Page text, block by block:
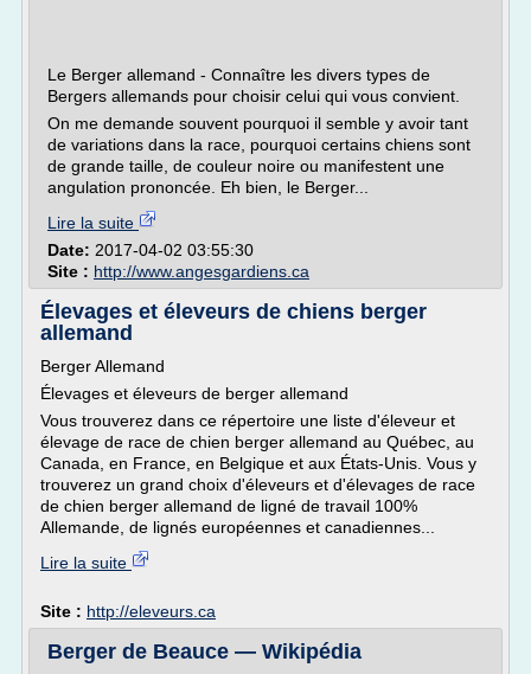
Le Berger allemand - Connaître les divers types de
Bergers allemands pour choisir celui qui vous convient.
On me demande souvent pourquoi il semble y avoir tant
de variations dans la race, pourquoi certains chiens sont
de grande taille, de couleur noire ou manifestent une
angulation prononcée. Eh bien, le Berger...
Lire la suite
Date: 2017-04-02 03:55:30
Site : http://www.angesgardiens.ca
Élevages et éleveurs de chiens berger
allemand
Berger Allemand
Élevages et éleveurs de berger allemand
Vous trouverez dans ce répertoire une liste d'éleveur et
élevage de race de chien berger allemand au Québec, au
Canada, en France, en Belgique et aux États-Unis. Vous y
trouverez un grand choix d'éleveurs et d'élevages de race
de chien berger allemand de ligné de travail 100%
Allemande, de lignés européennes et canadiennes...
Lire la suite
Site : http://eleveurs.ca
Berger de Beauce — Wikipédia